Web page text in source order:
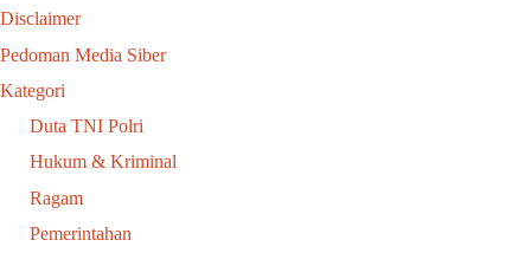
Disclaimer
Pedoman Media Siber
Kategori
Duta TNI Polri
Hukum & Kriminal
Ragam
Pemerintahan